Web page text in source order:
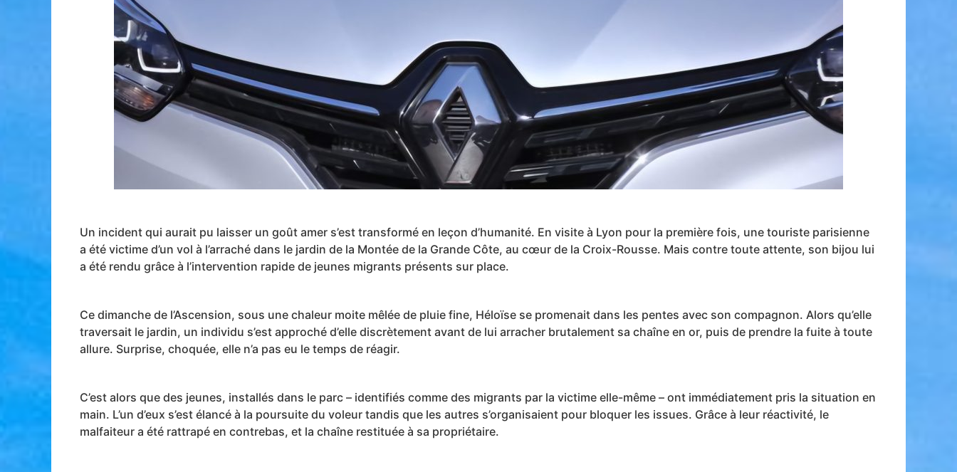
Un incident qui aurait pu laisser un goût amer s’est transformé en leçon d’humanité. En visite à Lyon pour la première fois, une touriste parisienne
a été victime d’un vol à l’arraché dans le jardin de la Montée de la Grande Côte, au cœur de la Croix-Rousse. Mais contre toute attente, son bijou lui
a été rendu grâce à l’intervention rapide de jeunes migrants présents sur place.
Ce dimanche de l’Ascension, sous une chaleur moite mêlée de pluie fine, Héloïse se promenait dans les pentes avec son compagnon. Alors qu’elle
traversait le jardin, un individu s’est approché d’elle discrètement avant de lui arracher brutalement sa chaîne en or, puis de prendre la fuite à toute
allure. Surprise, choquée, elle n’a pas eu le temps de réagir.
C’est alors que des jeunes, installés dans le parc – identifiés comme des migrants par la victime elle-même – ont immédiatement pris la situation en
main. L’un d’eux s’est élancé à la poursuite du voleur tandis que les autres s’organisaient pour bloquer les issues. Grâce à leur réactivité, le
malfaiteur a été rattrapé en contrebas, et la chaîne restituée à sa propriétaire.